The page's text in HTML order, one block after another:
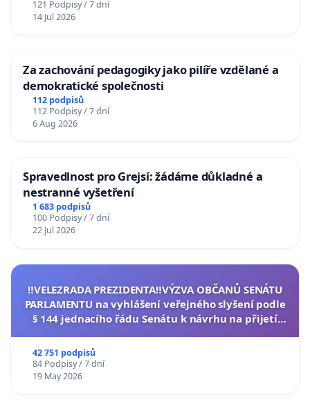
121 Podpisy / 7 dní
14 Jul 2026
Za zachování pedagogiky jako pilíře vzdělané a
demokratické společnosti
112 podpisů
112 Podpisy / 7 dní
6 Aug 2026
Spravedlnost pro Grejsí: žádáme důkladné a
nestranné vyšetření
1 683 podpisů
100 Podpisy / 7 dní
22 Jul 2026
‼️VELEZRADA PREZIDENTA‼️VÝZVA OBČANŮ SENÁTU
PARLAMENTU na vyhlášení veřejného slyšení podle
§ 144 jednacího řádu Senátu k návrhu na přijetí
42 751 podpisů
84 Podpisy / 7 dní
19 May 2026